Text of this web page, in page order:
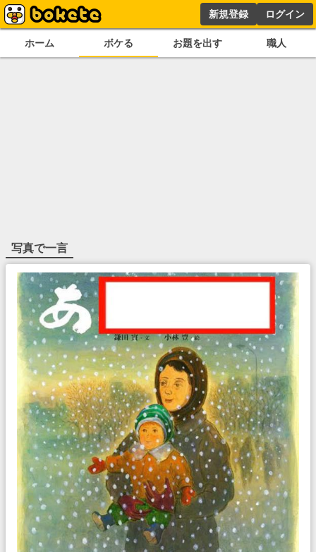
新規登録 ログイン
ホーム ボケる お題を出す 職人
写真で一言